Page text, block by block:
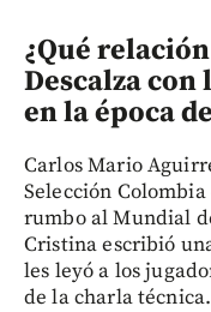
¿Qué
Descalza
en la época
Carlos Mario
Selección
rumbo al Mundial
Cristina escribió
les leyó a los
de la charla técnica.